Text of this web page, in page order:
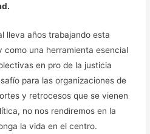
lleva años trabajando esta
como una herramienta esencial
en pro de la justicia
para las organizaciones de
y retrocesos que se vienen
no nos rendiremos en la
la vida en el centro.